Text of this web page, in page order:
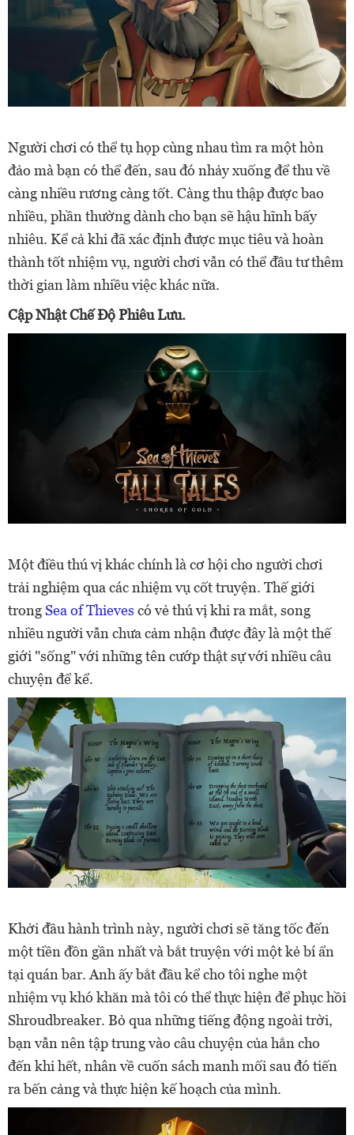
Người chơi có thể tụ họp cùng nhau tìm ra một hòn
đảo mà bạn có thể đến, sau đó nhảy xuống để thu về
càng nhiều rương càng tốt. Càng thu thập được bao
nhiều, phần thường dành cho bạn sẽ hậu hĩnh bấy
nhiêu. Kể cả khi đã xác định được mục tiêu và hoàn
thành tốt nhiệm vụ, người chơi vẫn có thể đầu tư thêm
thời gian làm nhiều việc khác nữa.
Cập Nhật Chế Độ Phiêu Lưu.
Một điều thú vị khác chính là cơ hội cho người chơi
trải nghiệm qua các nhiệm vụ cốt truyện. Thế giới
trongSea of Thieves có vẻ thú vị khi ra mắt, song
nhiều người vẫn chưa cảm nhận được đây là một thế
giới "sống" với những tên cướp thật sự với nhiều câu
chuyện để kể.
Khởi đầu hành trình này, người chơi sẽ tăng tốc đến
một tiền đồn gần nhất và bắt truyện với một kẻ bí ẩn
tại quán bar. Anh ấy bắt đầu kể cho tôi nghe một
nhiệm vụ khó khăn mà tôi có thể thực hiện để phục hồi
Shroudbreaker. Bỏ qua những tiếng động ngoài trời,
bạn vẫn nên tập trung vào câu chuyện của hắn cho
đến khi hết, nhân về cuốn sách manh mối sau đó tiến
ra bến cảng và thực hiện kế hoạch của mình.